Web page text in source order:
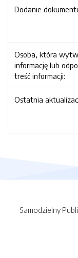
Dodanie
Osoba, która
informację lub
treść informacji:
Ostatnia
Samodzielny